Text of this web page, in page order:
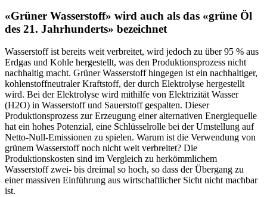
«Grüner Wasserstoff» wird auch als das «grüne Öl
des 21. Jahrhunderts» bezeichnet
Wasserstoff ist bereits weit verbreitet, wird jedoch zu über 95 % aus
Erdgas und Kohle hergestellt, was den Produktionsprozess nicht
nachhaltig macht. Grüner Wasserstoff hingegen ist ein nachhaltiger,
kohlenstoffneutraler Kraftstoff, der durch Elektrolyse hergestellt
wird. Bei der Elektrolyse wird mithilfe von Elektrizität Wasser
(H2O) in Wasserstoff und Sauerstoff gespalten. Dieser
Produktionsprozess zur Erzeugung einer alternativen Energiequelle
hat ein hohes Potenzial, eine Schlüsselrolle bei der Umstellung auf
Netto-Null-Emissionen zu spielen. Warum ist die Verwendung von
grünem Wasserstoff noch nicht weit verbreitet? Die
Produktionskosten sind im Vergleich zu herkömmlichem
Wasserstoff zwei- bis dreimal so hoch, so dass der Übergang zu
einer massiven Einführung aus wirtschaftlicher Sicht nicht machbar
ist.